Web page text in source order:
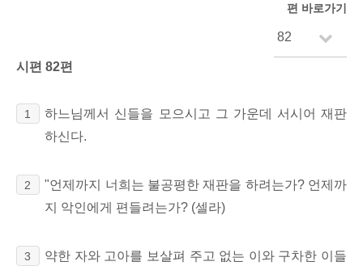
편 바로가기
시편 82편
1
하느님께서 신들을 모으시고 그 가운데 서시어 재판
하신다.
2
"언제까지 너희는 불공평한 재판을 하려는가? 언제까
지 악인에게 편들려는가? (셀라)
3
약한 자와 고아를 보살펴 주고 없는 이와 구차한 이들